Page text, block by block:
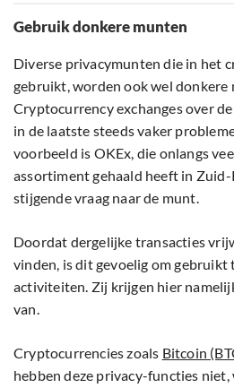
Gebruik donkere munten
Diverse privacymunten die in het
gebruikt, worden ook wel donkere
Cryptocurrency exchanges over
in de laatste steeds vaker
voorbeeld is OKEx, die onlangs
assortiment gehaald heeft in Zuid-
stijgende vraag naar de munt.
Doordat dergelijke transacties
vinden, is dit gevoelig om
activiteiten. Zij krijgen hier
van.
Cryptocurrencies zoals Bitcoin
hebben deze privacy-functies